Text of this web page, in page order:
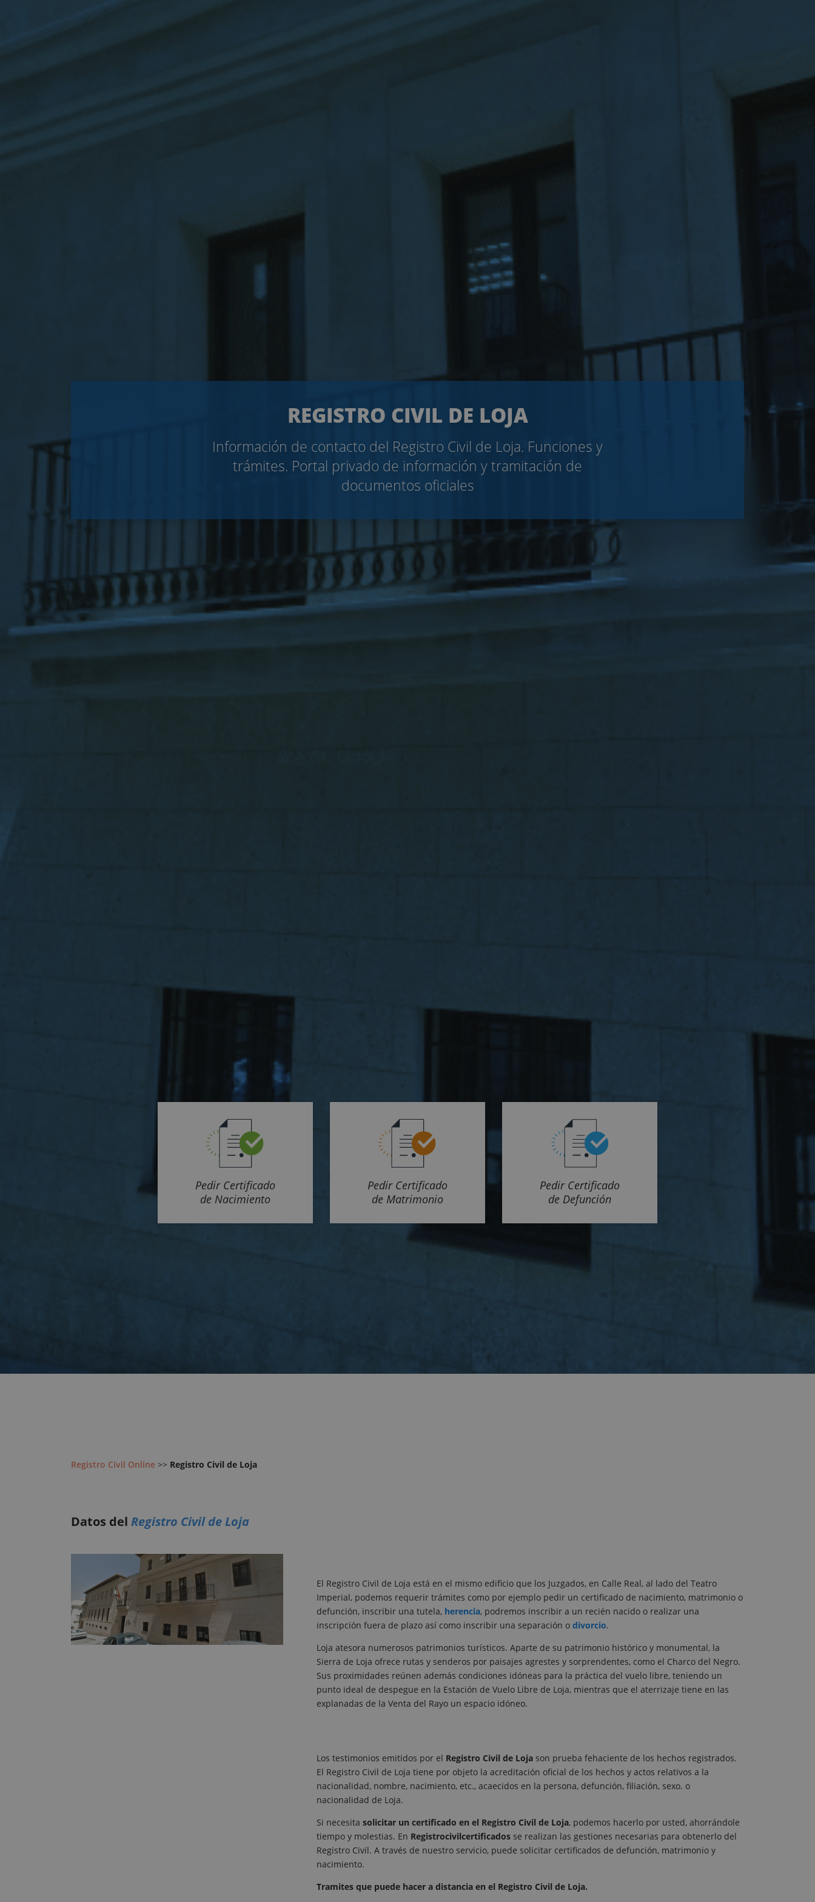
REGISTRO CIVIL DE LOJA
Información de contacto del Registro Civil de Loja. Funciones y
trámites. Portal privado de información y tramitación de
documentos oficiales
Pedir Certificado
de Nacimiento
Pedir Certificado
de Matrimonio
Pedir Certificado
de Defunción
Registro Civil Online >> Registro Civil de Loja
Datos del Registro Civil de Loja
El Registro Civil de Loja está en el mismo edificio que los Juzgados, en Calle Real, al lado del Teatro
Imperial, podemos requerir trámites como por ejemplo pedir un certificado de nacimiento, matrimonio o
defunción, inscribir una tutela, herencia, podremos inscribir a un recién nacido o realizar una
inscripción fuera de plazo así como inscribir una separación o divorcio.
Loja atesora numerosos patrimonios turísticos. Aparte de su patrimonio histórico y monumental, la
Sierra de Loja ofrece rutas y senderos por paisajes agrestes y sorprendentes, como el Charco del Negro.
Sus proximidades reúnen además condiciones idóneas para la práctica del vuelo libre, teniendo un
punto ideal de despegue en la Estación de Vuelo Libre de Loja, mientras que el aterrizaje tiene en las
explanadas de la Venta del Rayo un espacio idóneo.
Los testimonios emitidos por el Registro Civil de Loja son prueba fehaciente de los hechos registrados.
El Registro Civil de Loja tiene por objeto la acreditación oficial de los hechos y actos relativos a la
nacionalidad, nombre, nacimiento, etc., acaecidos en la persona, defunción, filiación, sexo. o
nacionalidad de Loja.
Si necesita solicitar un certificado en el Registro Civil de Loja, podemos hacerlo por usted, ahorrándole
tiempo y molestias. En Registrocivilcertificados se realizan las gestiones necesarias para obtenerlo del
Registro Civil. A través de nuestro servicio, puede solicitar certificados de defunción, matrimonio y
nacimiento.
Tramites que puede hacer a distancia en el Registro Civil de Loja.